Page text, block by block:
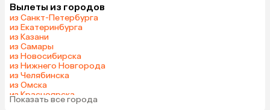
Сейшелы
Маврикий
Марокко
Оман
Саудовская Аравия
Куба
Вылеты из городов
из Санкт-Петербурга
из Екатеринбурга
из Казани
из Самары
из Новосибирска
из Нижнего Новгорода
из Челябинска
из Омска
из Красноярска
из Волгограда
Показать все города